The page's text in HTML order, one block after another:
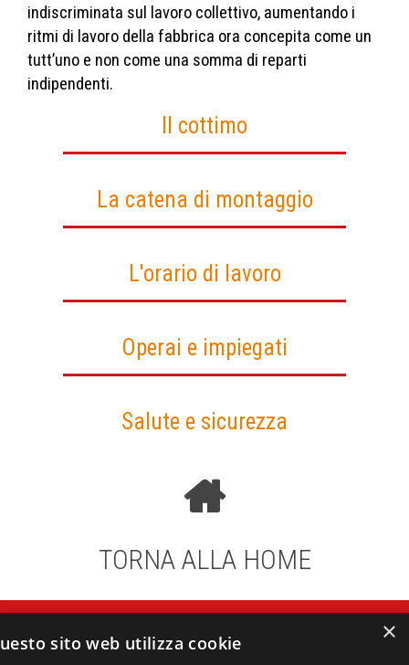
indiscriminata sul lavoro collettivo, aumentando i
ritmi di lavoro della fabbrica ora concepita come un
tutt’uno e non come una somma di reparti
indipendenti.
Il cottimo
La catena di montaggio
L'orario di lavoro
Operai e impiegati
Salute e sicurezza
TORNA ALLA HOME
#autunnocaldo- una nuova
×
sito web utilizza cookie